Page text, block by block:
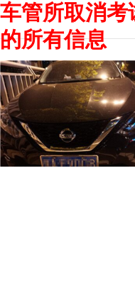
车管所取消
的所有信息